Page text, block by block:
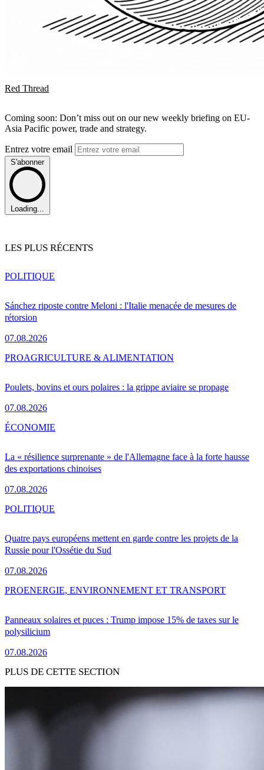
Red Thread
Coming soon: Don’t miss out on our new weekly briefing on EU-
Asia Pacific power, trade and strategy.
Entrez votre email
S'abonner
Loading...
LES PLUS RÉCENTS
Sánchez riposte contre Meloni : l'Italie menacée de mesures de
rétorsion
07.08.2026
POLITIQUE
Poulets, bovins et ours polaires : la grippe aviaire se propage
07.08.2026
PROAGRICULTURE & ALIMENTATION
La « résilience surprenante » de l'Allemagne face à la forte hausse
des exportations chinoises
07.08.2026
ÉCONOMIE
Quatre pays européens mettent en garde contre les projets de la
Russie pour l'Ossétie du Sud
07.08.2026
POLITIQUE
Panneaux solaires et puces : Trump impose 15% de taxes sur le
polysilicium
07.08.2026
PROENERGIE, ENVIRONNEMENT ET TRANSPORT
PLUS DE CETTE SECTION